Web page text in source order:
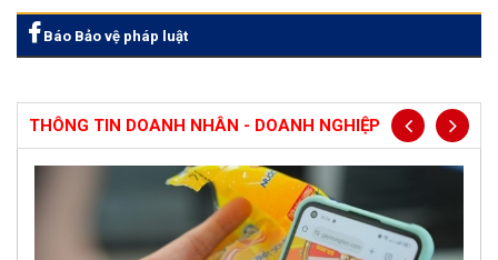
Báo Bảo vệ pháp luật
THÔNG TIN DOANH NHÂN - DOANH NGHIỆP